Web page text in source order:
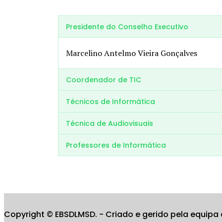
Presidente do Conselho Executivo
Marcelino Antelmo Vieira Gonçalves
Coordenador de TIC
Técnicos de Informática
Técnica de Audiovisuais
Professores de Informática
Copyright © EBSDLMSD. - Criado e gerido pela equipa